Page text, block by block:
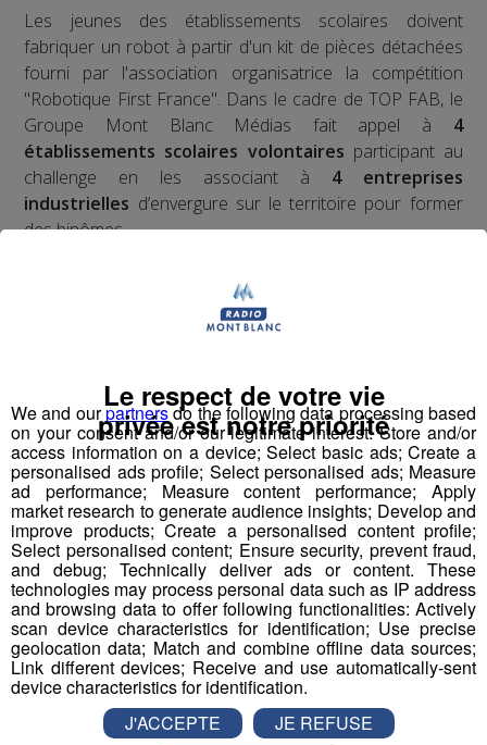
Les jeunes des établissements scolaires doivent
fabriquer un robot à partir d'un kit de pièces détachées
fourni par l'association organisatrice la compétition
"Robotique First France". Dans le cadre de TOP FAB, le
Groupe Mont Blanc Médias fait appel à 4
établissements scolaires volontaires participant au
challenge en les associant à 4 entreprises
industrielles d’envergure sur le territoire pour former
des binômes.
la compétition nationale à Lyon le 22 mars,
ils pourront compter sur
et reconnue par la French Fab ; mais
présentes en école et en accueillant les
classes pour visites, conseils et fabrication de pièces
nécessaires pour rendre le robot le plus performant
possible en vue de la compétition.
Les binômes ?
4 établissements scolaires avec 4 entreprises
industrielles phrases de Haute-Savoie couvrant les 3
coins du territoire :
Le Lycée Charles Poncet avec le groupeBontazdans
la Vallée de l'Arve
Le Lycée CECAM-ESCR avec
We and ourpartnersdo the following data processing based
on your consent and/or our legitimate interest: Store and/or
access information on a device; Select basic ads; Create a
personalised ads profile; Select personalised ads; Measure
ad performance; Measure content performance; Apply
market research to generate audience insights; Develop and
improve products; Create a personalised content profile;
Select personalised content; Ensure security, prevent fraud,
and debug; Technically deliver ads or content. These
technologies may process personal data such as IP address
and browsing data to offer following functionalities: Actively
scan device characteristics for identification; Use precise
geolocation data; Match and combine offline data sources;
Link different devices; Receive and use automatically-sent
device characteristics for identification.
Le respect de votre vie
privée est notre priorité
J'ACCEPTE
JE REFUSE